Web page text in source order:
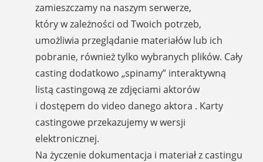
zamieszczamy na naszym serwerze,
który w zależności od Twoich potrzeb,
umożliwia przeglądanie materiałów lub ich
pobranie, również tylko wybranych plików. Cały
casting dodatkowo „spinamy” interaktywną
listą castingową ze zdjęciami aktorów
i dostępem do video danego aktora . Karty
castingowe przekazujemy w wersji
elektronicznej.
Na życzenie dokumentacja i materiał z castingu